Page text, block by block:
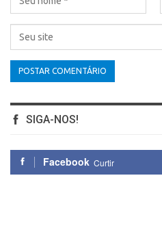
SIGA-NOS!
Facebook Curtir